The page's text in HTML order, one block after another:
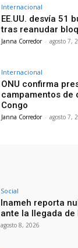
Internacional
EE.UU. desvía 51
tras reanudar
Janna Corredor - agosto 7,
Internacional
ONU confirma
campamentos de
Congo
Janna Corredor - agosto 7,
Social
Inameh reporta
ante la llegada de
agosto 8, 2026